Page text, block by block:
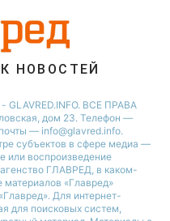
НОВОСТЕЙ
ВСЕ ПРАВА
дом 23. Телефон —
— info@glavred.info.
cубъектов в сфере медиа —
или воспроизведение
ГЛАВРЕД, в каком-
«Главред»
Для интернет-
для поисковых систем,